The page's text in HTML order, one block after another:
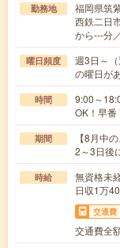
勤務地
福岡県筑
西鉄二日
から---分
曜日頻度
週3日～
の曜日が
時間
9:00～
OK！早
期間
【8月中
2～3日後
時給
無資格未
日収1万
交通費
交通費全